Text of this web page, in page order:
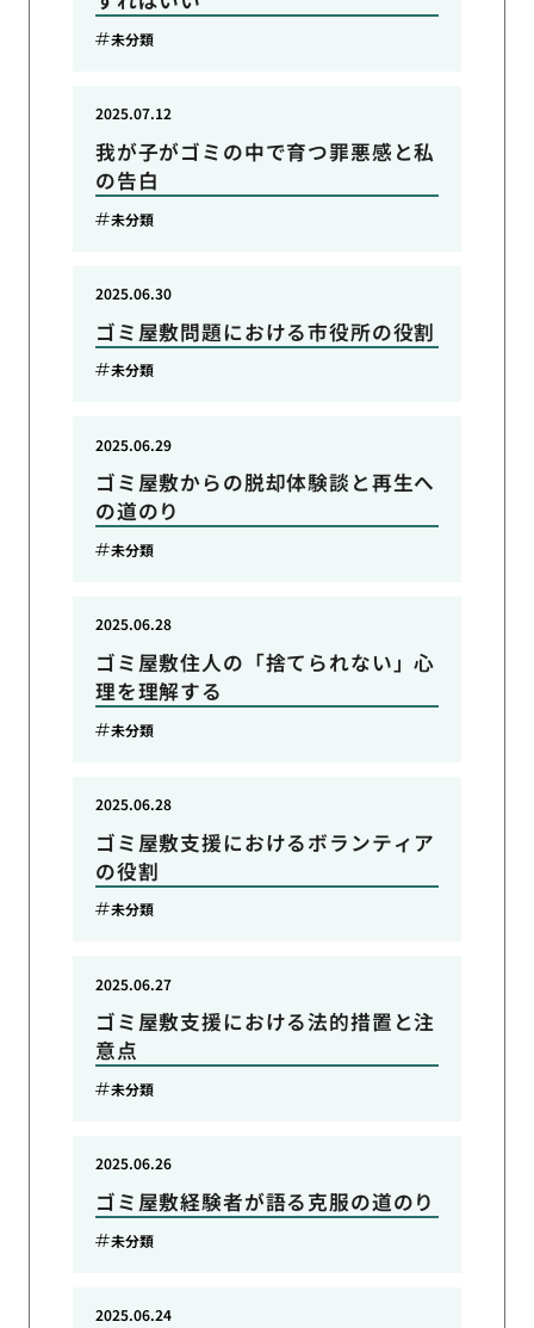
未分類
我が子がゴミの中で育つ罪悪感と私
の告白
2025.07.12
未分類
ゴミ屋敷問題における市役所の役割
2025.06.30
未分類
ゴミ屋敷からの脱却体験談と再生へ
の道のり
2025.06.29
未分類
ゴミ屋敷住人の「捨てられない」心
理を理解する
2025.06.28
未分類
ゴミ屋敷支援におけるボランティア
の役割
2025.06.28
未分類
ゴミ屋敷支援における法的措置と注
意点
2025.06.27
未分類
ゴミ屋敷経験者が語る克服の道のり
2025.06.26
未分類
2025.06.24